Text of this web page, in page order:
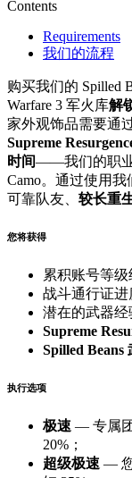
Contents
Requirements
我们的流程
购买我们的 Spilled
Warfare 3 军火库解
家外观饰品需要通
Supreme
时间 ——我们的职业
Camo。通过使用我
可靠队友、 较长重
您将获得
累积账号等级
战斗通行证进
潜在的武器经
Supreme
Spilled Beans
执行选项
极速 — 专属
20%；
超级极速 —